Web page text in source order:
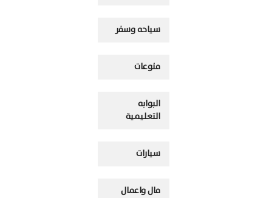
سياحه وسفر
منوعات
البوابه
التعليمية
سيارات
مال واعمال